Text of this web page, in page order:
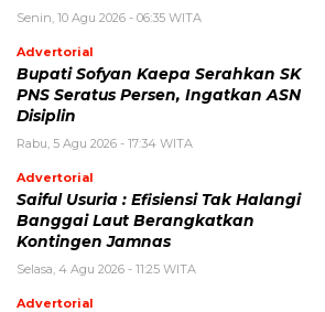
Senin, 10 Agu 2026 - 06:35 WITA
Advertorial
Bupati Sofyan Kaepa Serahkan SK
PNS Seratus Persen, Ingatkan ASN
Disiplin
Rabu, 5 Agu 2026 - 17:34 WITA
Advertorial
Saiful Usuria : Efisiensi Tak Halangi
Banggai Laut Berangkatkan
Kontingen Jamnas
Selasa, 4 Agu 2026 - 11:25 WITA
Advertorial